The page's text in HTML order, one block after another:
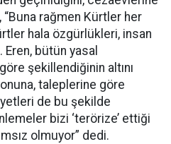
rağmen Kürtler her
hala özgürlükleri, insan
Eren, bütün yasal
şekillendiğinin altını
taleplerine göre
de bu şekilde
bizi ‘terörize’ ettiği
olmuyor” dedi.